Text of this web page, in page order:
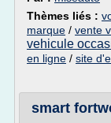
Thèmes liés :
marque / vente
vehicule
en ligne / site
smart